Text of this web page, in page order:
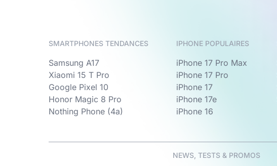
SMARTPHONES TENDANCES
Samsung A17
Xiaomi 15 T Pro
Google Pixel 10
Honor Magic 8 Pro
Nothing Phone (4a)
IPHONE POPULAIRES
iPhone 17 Pro Max
iPhone 17 Pro
iPhone 17
iPhone 17e
iPhone 16
NEWS, TESTS & PROMOS